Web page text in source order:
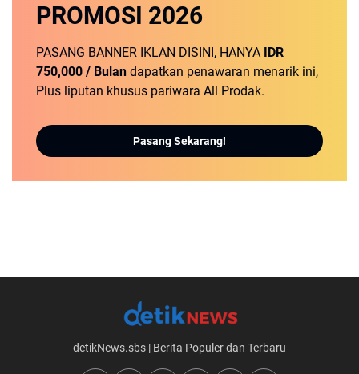
PROMOSI 2026
PASANG BANNER IKLAN DISINI, HANYA
IDR
750,000 / Bulan dapatkan penawaran menarik ini,
Plus liputan khusus pariwara All Prodak.
Pasang Sekarang!
detikNews.sbs | Berita Populer dan Terbaru